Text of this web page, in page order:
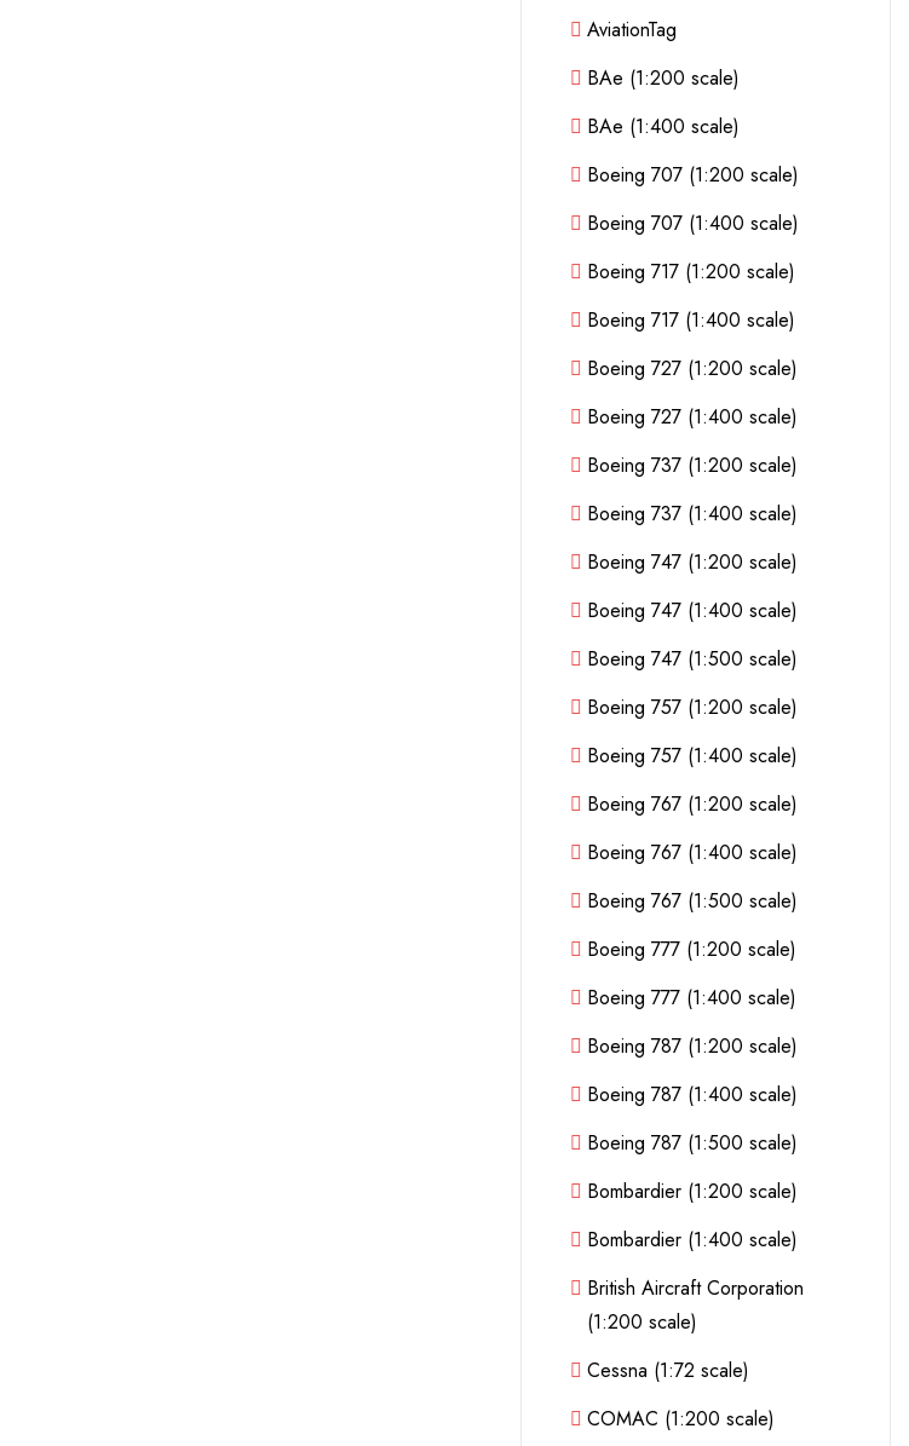
AviationTag
BAe (1:200 scale)
BAe (1:400 scale)
Boeing 707 (1:200 scale)
Boeing 707 (1:400 scale)
Boeing 717 (1:200 scale)
Boeing 717 (1:400 scale)
Boeing 727 (1:200 scale)
Boeing 727 (1:400 scale)
Boeing 737 (1:200 scale)
Boeing 737 (1:400 scale)
Boeing 747 (1:200 scale)
Boeing 747 (1:400 scale)
Boeing 747 (1:500 scale)
Boeing 757 (1:200 scale)
Boeing 757 (1:400 scale)
Boeing 767 (1:200 scale)
Boeing 767 (1:400 scale)
Boeing 767 (1:500 scale)
Boeing 777 (1:200 scale)
Boeing 777 (1:400 scale)
Boeing 787 (1:200 scale)
Boeing 787 (1:400 scale)
Boeing 787 (1:500 scale)
Bombardier (1:200 scale)
Bombardier (1:400 scale)
British Aircraft Corporation
(1:200 scale)
Cessna (1:72 scale)
COMAC (1:200 scale)